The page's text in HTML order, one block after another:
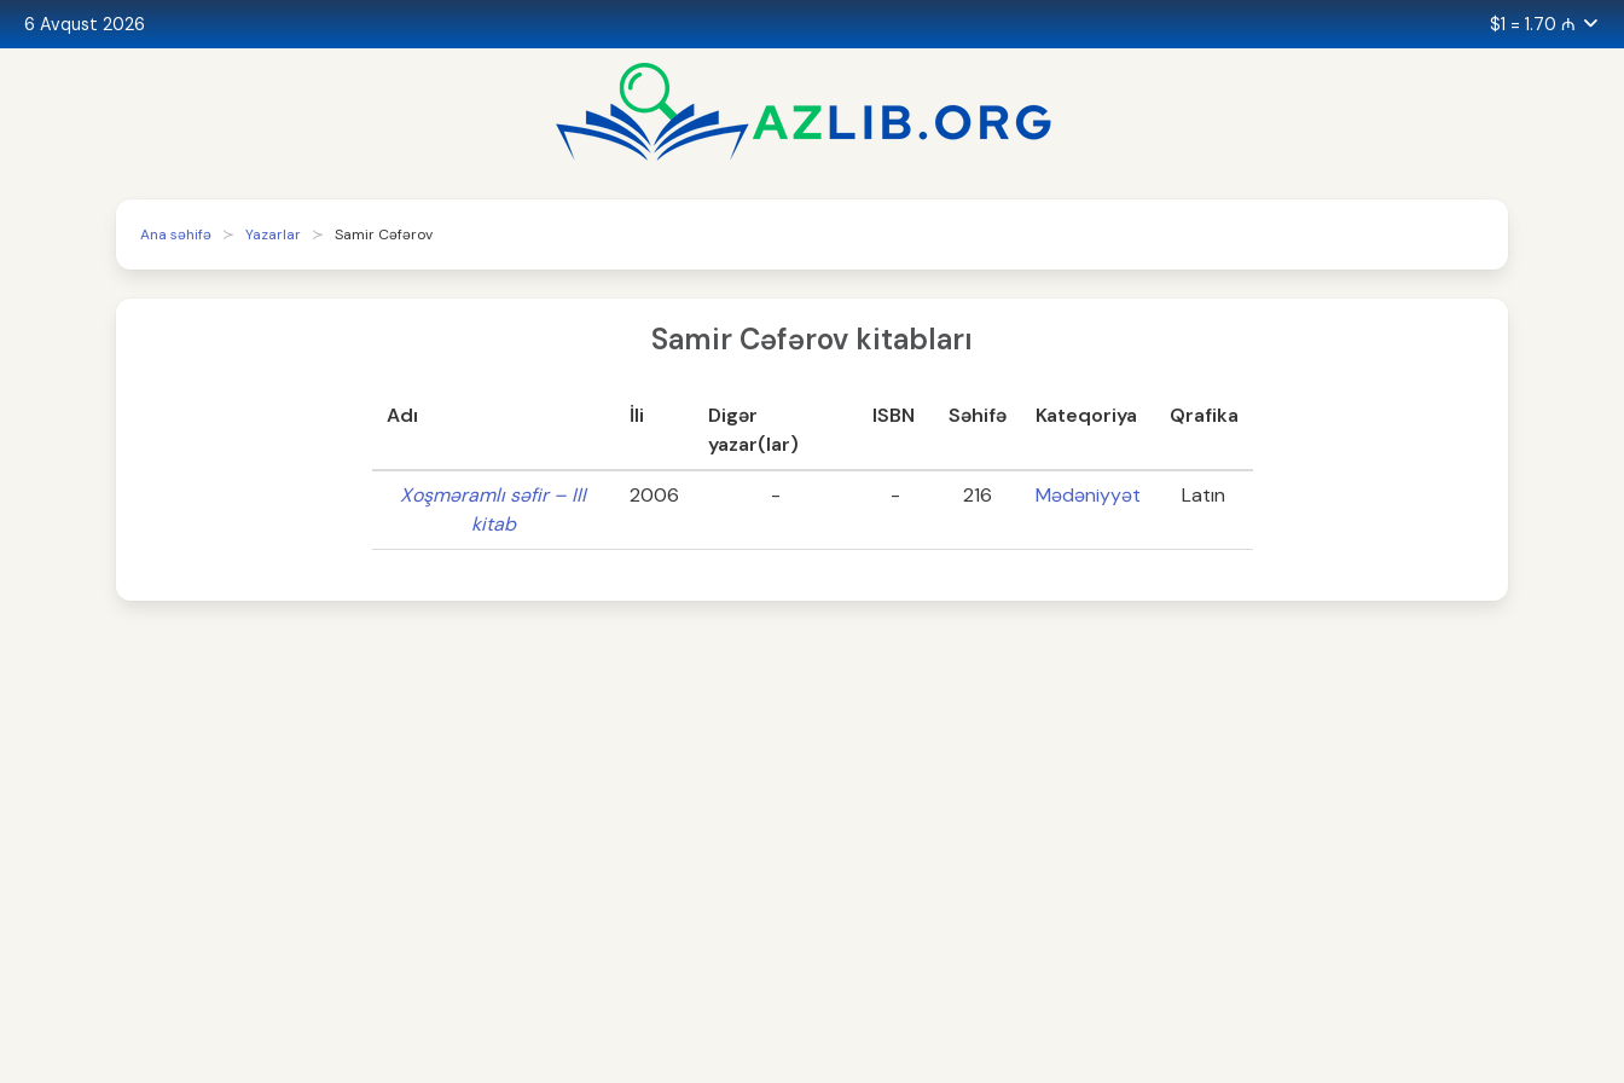
6 Avqust 2026 $1 = 1.70 ₼
Ana səhifə Yazarlar Samir Cəfərov
Samir Cəfərov kitabları
Adı İli
Digər
yazar(lar)
ISBN Səhifə Kateqoriya Qrafika
Xoşməramlı səfir – III
kitab
2006 - - 216 Mədəniyyət Latın